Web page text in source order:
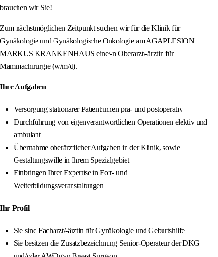
brauchen wir Sie!
Zum nächstmöglichen Zeitpunkt suchen wir für die Klinik für
Gynäkologie und Gynäkologische Onkologie am AGAPLESION
MARKUS KRANKENHAUS eine/-n Oberarzt/-ärztin für
Mammachirurgie (w/m/d).
Ihre Aufgaben
Versorgung stationärer Patient:innen prä- und postoperativ
Durchführung von eigenverantwortlichen Operationen elektiv und
ambulant
Übernahme oberärztlicher Aufgaben in der Klinik, sowie
Gestaltungswille in Ihrem Spezialgebiet
Einbringen Ihrer Expertise in Fort- und
Weiterbildungsveranstaltungen
Ihr Profil
Sie sind Facharzt/-ärztin für Gynäkologie und Geburtshilfe
Sie besitzen die Zusatzbezeichnung Senior-Operateur der DKG